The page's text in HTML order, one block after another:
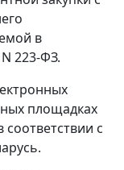
в
223-ФЗ.
площадках
с